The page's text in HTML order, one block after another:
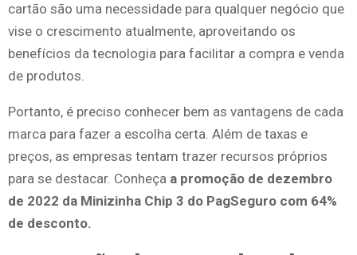
cartão são uma necessidade para qualquer negócio que
vise o crescimento atualmente, aproveitando os
benefícios da tecnologia para facilitar a compra e venda
de produtos.
Portanto, é preciso conhecer bem as vantagens de cada
marca para fazer a escolha certa. Além de taxas e
preços, as empresas tentam trazer recursos próprios
para se destacar. Conheça a promoção de dezembro
de 2022 da Minizinha Chip 3 do PagSeguro com 64%
de desconto.